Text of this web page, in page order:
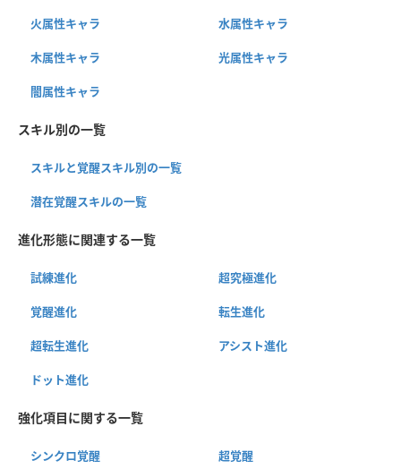
火属性キャラ 水属性キャラ
木属性キャラ 光属性キャラ
闇属性キャラ
スキル別の一覧
スキルと覚醒スキル別の一覧
潜在覚醒スキルの一覧
進化形態に関連する一覧
試練進化 超究極進化
覚醒進化 転生進化
超転生進化 アシスト進化
ドット進化
強化項目に関する一覧
シンクロ覚醒 超覚醒